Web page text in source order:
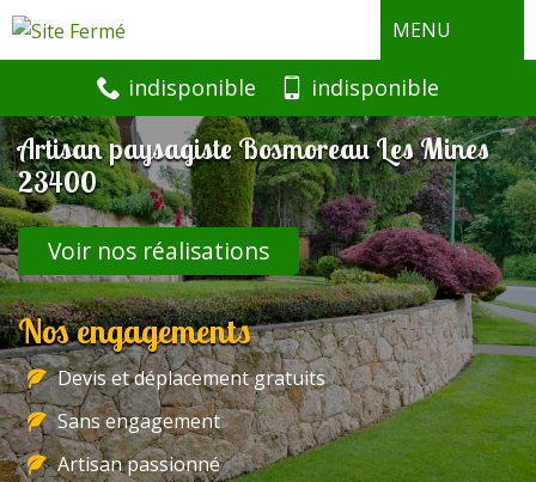
MENU
indisponible indisponible
Artisan paysagiste Bosmoreau Les Mines
23400
Voir nos réalisations
Nos engagements
Devis et déplacement gratuits
Sans engagement
Artisan passionné